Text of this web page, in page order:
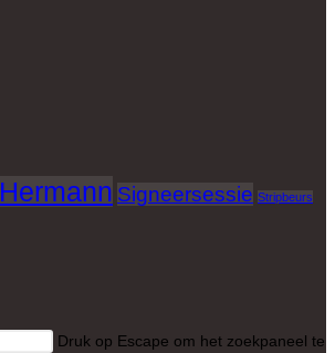
Hermann Signeersessie Stripbeurs
Druk op Escape om het zoekpaneel te